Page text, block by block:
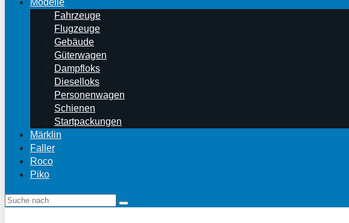
Modelle
Fahrzeuge
Flugzeuge
Gebäude
Güterwagen
Dampfloks
Dieselloks
Personenwagen
Schienen
Startpackungen
Märklin
Faller
Roco
Piko